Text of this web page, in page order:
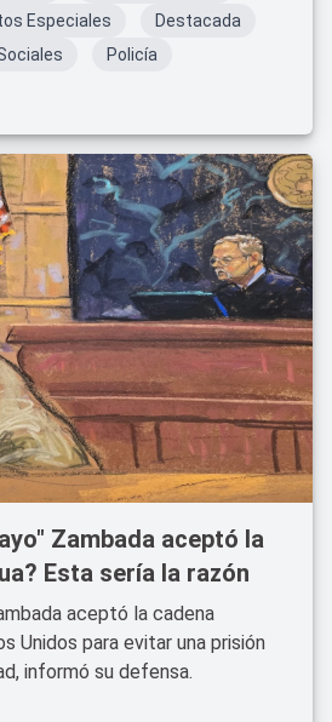
Especiales
Destacada
Policía
Zambada aceptó la
Esta sería la razón
aceptó la cadena
Unidos para evitar una prisión
informó su defensa.